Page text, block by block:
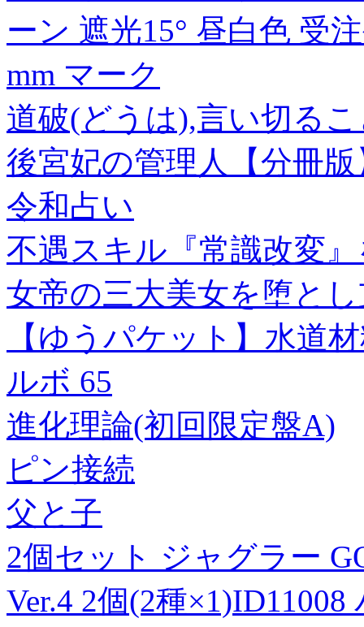
ーン 遮光15° 昼白色 受
mm マーク
道破(どうは),言い切る
後宮妃の管理人【分冊版
令和占い
不遇スキル『常識改変
女帝の三大美女を堕と
【ゆうパケット】水道
ルボ 65
進化理論(初回限定盤A)
ピン接続
父と子
2個セット ジャグラー
Ver.4 2個(2種